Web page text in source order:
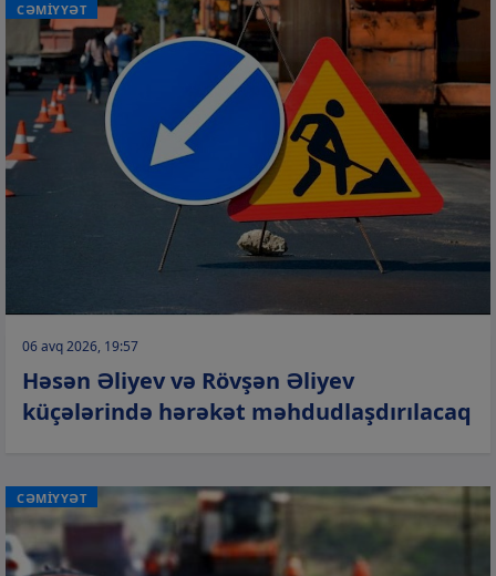
CƏMİYYƏT
06 avq 2026, 19:57
Həsən Əliyev və Rövşən Əliyev
küçələrində hərəkət məhdudlaşdırılacaq
CƏMİYYƏT